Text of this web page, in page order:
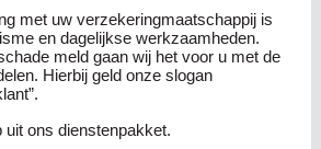
met uw verzekeringmaatschappij is
en dagelijkse werkzaamheden.
meld gaan wij het voor u met de
Hierbij geld onze slogan
uit ons dienstenpakket.